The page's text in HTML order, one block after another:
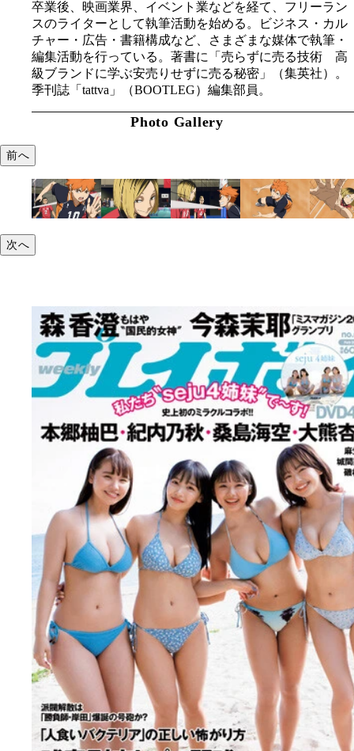
卒業後、映画業界、イベント業などを経て、フリーラン
スのライターとして執筆活動を始める。ビジネス・カル
チャー・広告・書籍構成など、さまざまな媒体で執筆・
編集活動を行っている。著書に「売らずに売る技術 高
級ブランドに学ぶ安売りせずに売る秘密」（集英社）。
季刊誌「tattva」（BOOTLEG）編集部員。
Photo Gallery
前へ
次へ